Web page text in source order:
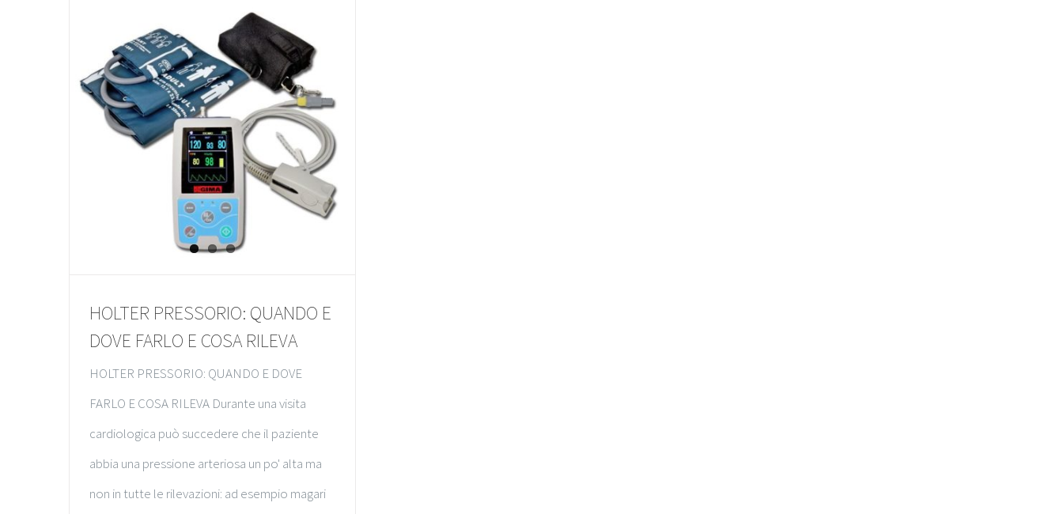
HOLTER PRESSORIO: QUANDO E
DOVE FARLO E COSA RILEVA
HOLTER PRESSORIO: QUANDO E DOVE
FARLO E COSA RILEVA Durante una visita
cardiologica può succedere che il paziente
abbia una pressione arteriosa un po' alta ma
non in tutte le rilevazioni: ad esempio magari